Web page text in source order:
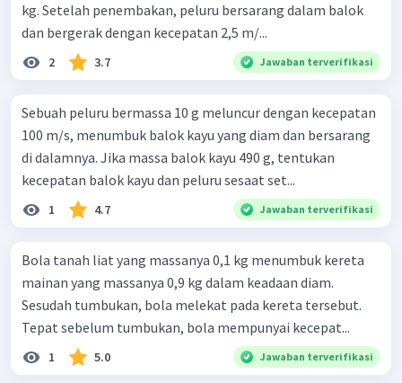
kg. Setelah penembakan, peluru bersarang dalam balok
dan bergerak dengan kecepatan 2,5 m/...
2 3.7 Jawaban terverifikasi
Sebuah peluru bermassa 10 g meluncur dengan kecepatan
100 m/s, menumbuk balok kayu yang diam dan bersarang
di dalamnya. Jika massa balok kayu 490 g, tentukan
kecepatan balok kayu dan peluru sesaat set...
1 4.7 Jawaban terverifikasi
Bola tanah liat yang massanya 0,1 kg menumbuk kereta
mainan yang massanya 0,9 kg dalam keadaan diam.
Sesudah tumbukan, bola melekat pada kereta tersebut.
Tepat sebelum tumbukan, bola mempunyai kecepat...
1 5.0 Jawaban terverifikasi